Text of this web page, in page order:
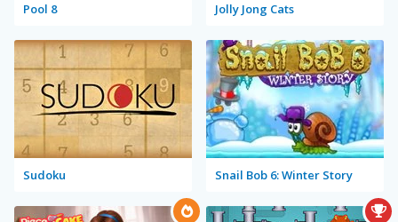
Pool 8 Jolly Jong Cats
Sudoku Snail Bob 6: Winter Story